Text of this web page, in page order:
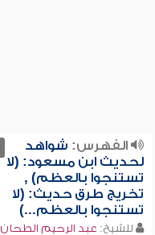
الفهرس: شواهد
لحديث ابن مسعود: (لا
تستنجوا بالعظم) ,
تخريج طرق حديث: (لا
تستنجوا بالعظم...)
للشيخ: عبد الرحيم الطحان